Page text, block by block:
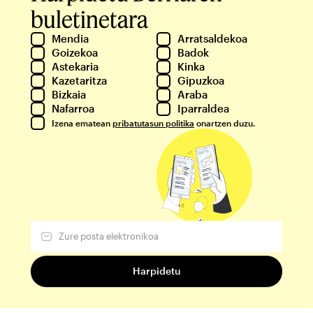
buletinetara
Mendia
Arratsaldekoa
Goizekoa
Badok
Astekaria
Kinka
Kazetaritza
Gipuzkoa
Bizkaia
Araba
Nafarroa
Iparraldea
Izena ematean pribatutasun politika onartzen duzu.